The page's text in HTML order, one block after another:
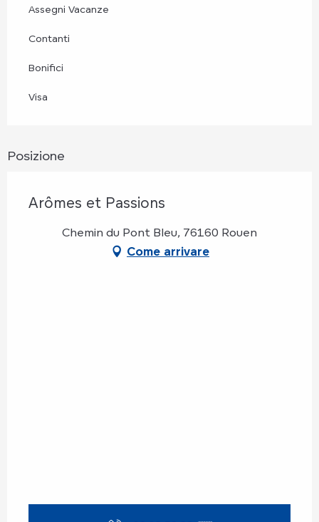
Assegni Vacanze
Contanti
Bonifici
Visa
Posizione
Arômes et Passions
Chemin du Pont Bleu, 76160 Rouen
Come arrivare